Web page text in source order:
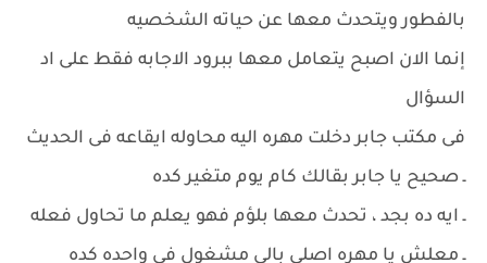
بالفطور ويتحدث معها عن حياته الشخصيه
إنما الان اصبح يتعامل معها ببرود الاجابه فقط على اد
السؤال
فى مكتب جابر دخلت مهره اليه محاوله ايقاعه فى الحديث
ـ صحيح يا جابر بقالك كام يوم متغير كده
ـ ايه ده بجد ، تحدث معها بلؤم فهو يعلم ما تحاول فعله
ـ معلش يا مهره اصلى بالى مشغول فى واحده كده